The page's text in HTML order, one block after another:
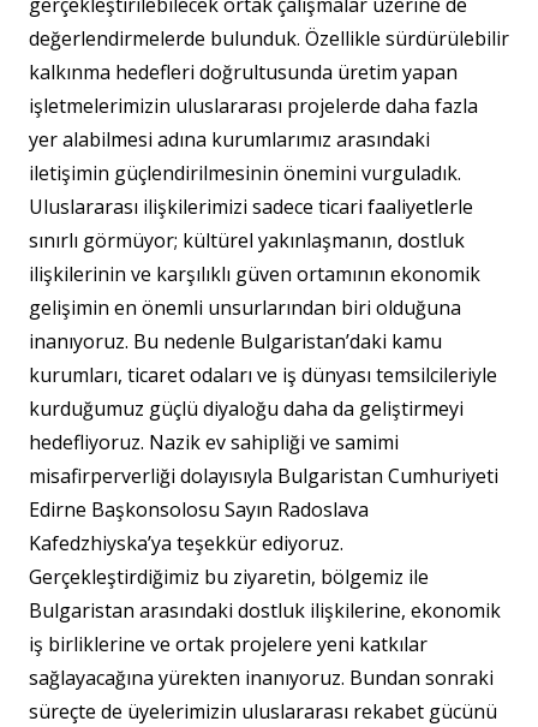
değerlendirmelerde bulunduk. Özellikle sürdürülebilir
kalkınma hedefleri doğrultusunda üretim yapan
işletmelerimizin uluslararası projelerde daha fazla
yer alabilmesi adına kurumlarımız arasındaki
iletişimin güçlendirilmesinin önemini vurguladık.
Uluslararası ilişkilerimizi sadece ticari faaliyetlerle
sınırlı görmüyor; kültürel yakınlaşmanın, dostluk
ilişkilerinin ve karşılıklı güven ortamının ekonomik
gelişimin en önemli unsurlarından biri olduğuna
inanıyoruz. Bu nedenle Bulgaristan’daki kamu
kurumları, ticaret odaları ve iş dünyası temsilcileriyle
kurduğumuz güçlü diyaloğu daha da geliştirmeyi
hedefliyoruz. Nazik ev sahipliği ve samimi
misafirperverliği dolayısıyla Bulgaristan Cumhuriyeti
Edirne Başkonsolosu Sayın Radoslava
Kafedzhiyska’ya teşekkür ediyoruz.
Gerçekleştirdiğimiz bu ziyaretin, bölgemiz ile
Bulgaristan arasındaki dostluk ilişkilerine, ekonomik
iş birliklerine ve ortak projelere yeni katkılar
sağlayacağına yürekten inanıyoruz. Bundan sonraki
süreçte de üyelerimizin uluslararası rekabet gücünü